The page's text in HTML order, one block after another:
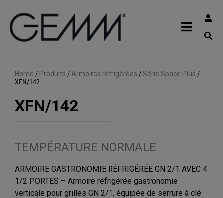
Home / Produits / Armoires réfrigérées /Série Space Plus /
XFN/142
XFN/142
TEMPÉRATURE NORMALE
ARMOIRE GASTRONOMIE RÉFRIGÉRÉE GN 2/1 AVEC 4
1/2 PORTES – Armoire réfrigérée gastronomie
verticale pour grilles GN 2/1, équipée de serrure à clé